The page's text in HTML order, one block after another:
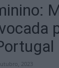
2023